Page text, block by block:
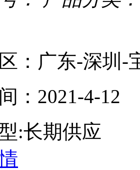
：广东-深圳-
：2021-4-12
:长期供应